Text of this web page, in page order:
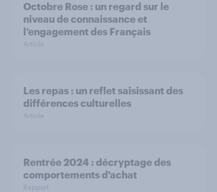
Octobre Rose : un regard sur le
niveau de connaissance et
l’engagement des Français
Article
Les repas : un reflet saisissant des
différences culturelles
Article
Rentrée 2024 : décryptage des
comportements d'achat
Rapport